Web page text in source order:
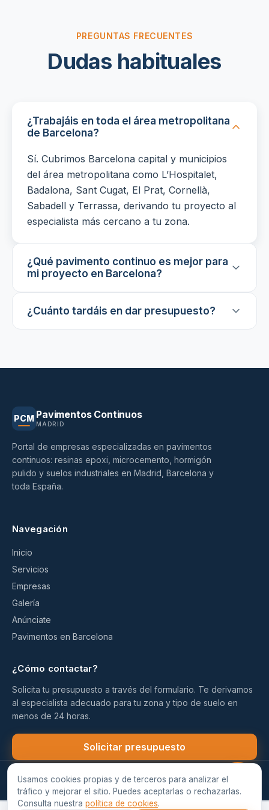
PREGUNTAS FRECUENTES
Dudas habituales
¿Trabajáis en toda el área metropolitana
de Barcelona?
Sí. Cubrimos Barcelona capital y municipios
del área metropolitana como L’Hospitalet,
Badalona, Sant Cugat, El Prat, Cornellà,
Sabadell y Terrassa, derivando tu proyecto al
especialista más cercano a tu zona.
¿Qué pavimento continuo es mejor para
mi proyecto en Barcelona?
¿Cuánto tardáis en dar presupuesto?
PCM Pavimentos Continuos
MADRID
Portal de empresas especializadas en pavimentos
continuos: resinas epoxi, microcemento, hormigón
pulido y suelos industriales en Madrid, Barcelona y
toda España.
Navegación
Inicio
Servicios
Empresas
Galería
Anúnciate
Pavimentos en Barcelona
¿Cómo contactar?
Solicita tu presupuesto a través del formulario. Te derivamos
al especialista adecuado para tu zona y tipo de suelo en
menos de 24 horas.
Solicitar presupuesto
© 2026 Pavimentos Continuos Madrid
Aviso LegalPolítica de PrivacidadCookies
Usamos cookies propias y de terceros para analizar el
tráfico y mejorar el sitio. Puedes aceptarlas o rechazarlas.
Consulta nuestra política de cookies.